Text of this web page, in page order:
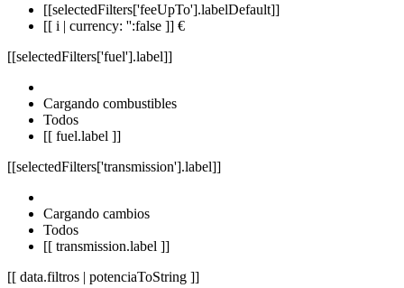
[[selectedFilters['feeUpTo'].labelDefault]]
[[ i | currency: '':false ]] €
[[selectedFilters['fuel'].label]]
Cargando combustibles
Todos
[[ fuel.label ]]
[[selectedFilters['transmission'].label]]
Cargando cambios
Todos
[[ transmission.label ]]
[[ data.filtros | potenciaToString ]]